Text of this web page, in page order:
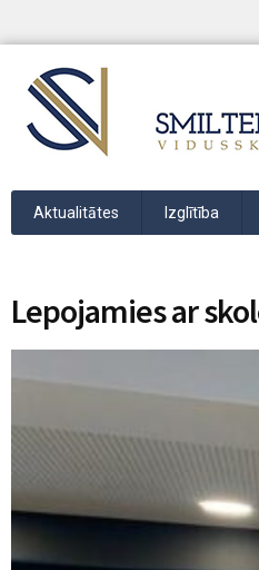
Aktualitātes Izglītība
Lepojamies ar